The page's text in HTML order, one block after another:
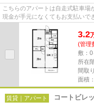
こちらのアパートは自走式駐車場
現金が手元になくてもお支払いで
様におすすめです！「アメニテ...
3.2
(管理
敷：
所在
間取
面積
賃貸｜アパート コートビレ